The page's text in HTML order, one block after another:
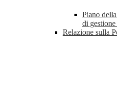
Piano
di gestione
Relazione sulla